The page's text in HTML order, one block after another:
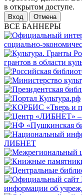
в открытом доступе.
Отмена
ВСЕ БАННЕРЫ